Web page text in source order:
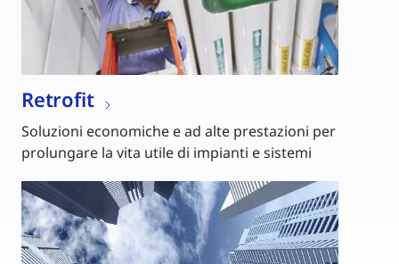
Retrofit
Soluzioni economiche e ad alte prestazioni per
prolungare la vita utile di impianti e sistemi